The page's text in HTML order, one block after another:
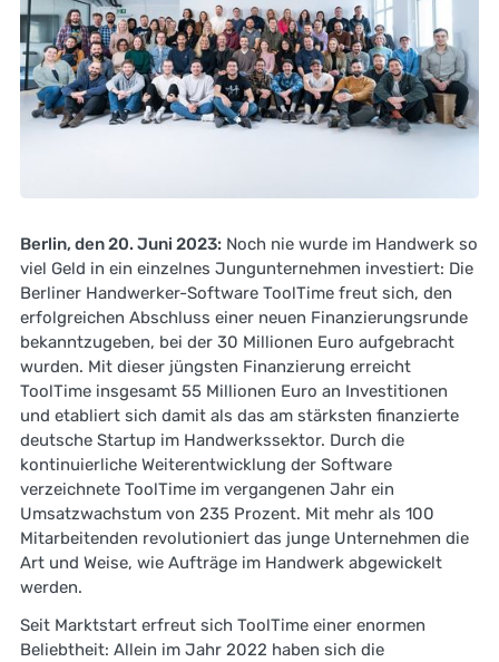
Berlin, den 20. Juni 2023: Noch nie wurde im Handwerk so
viel Geld in ein einzelnes Jungunternehmen investiert: Die
Berliner Handwerker-Software ToolTime freut sich, den
erfolgreichen Abschluss einer neuen Finanzierungsrunde
bekanntzugeben, bei der 30 Millionen Euro aufgebracht
wurden. Mit dieser jüngsten Finanzierung erreicht
ToolTime insgesamt 55 Millionen Euro an Investitionen
und etabliert sich damit als das am stärksten finanzierte
deutsche Startup im Handwerkssektor. Durch die
kontinuierliche Weiterentwicklung der Software
verzeichnete ToolTime im vergangenen Jahr ein
Umsatzwachstum von 235 Prozent. Mit mehr als 100
Mitarbeitenden revolutioniert das junge Unternehmen die
Art und Weise, wie Aufträge im Handwerk abgewickelt
werden.
Seit Marktstart erfreut sich ToolTime einer enormen
Beliebtheit: Allein im Jahr 2022 haben sich die